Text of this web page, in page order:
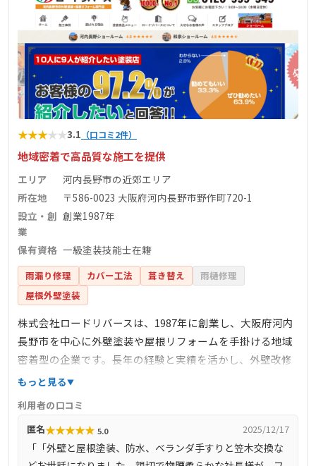
★★★★★3.1 （口コミ2件）
地域密着で高品質な施工を提供
エリア
河内長野市の近郊エリア
所在地
〒586-0023 大阪府河内長野市野作町720-1
設立・創
業
創業1987年
保有資格 一級塗装技能士在籍
雨漏り修理 カバー工法 葺き替え
雨樋修理
屋根外壁塗装
株式会社ロードリバースは、1987年に創業し、大阪府河内
長野市を中心に外壁塗装や屋根リフォームを手掛ける地域
密着型の企業です。長年の経験と実績を活かし、外壁改修
工事、屋根改修工事、塗装工事、防水工事など、多岐にわ
資格を持つスタッフが在籍しており、高品質な施工と丁寧
な対応で多くのお客様から信頼を得ています。
もっと見る
利用者の口コミ
匿名★★★★★ 5.0 2025/12/17
「「外壁と屋根塗装、防水、ベランダ手すりと笠木交換な